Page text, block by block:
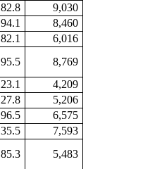
82.8
9,030
94.1
8,460
82.1
6,016
95.5
8,769
4,209
5,206
96.5
6,575
7,593
85.3
5,483